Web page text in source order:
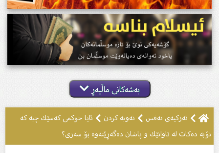
بەشەکانی ماڵپەڕ
تەزکیەى نەفس تەوبە کردن
ئایا حوكمی كەسێك چیە كە
تۆبە دەكات لە تاوانێك و پاشان دەگەڕێتەوە بۆ سەری؟